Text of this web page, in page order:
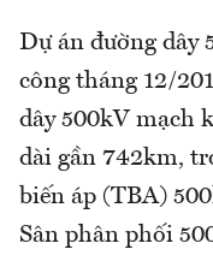
Dự án đường dây
công tháng 12/
dây 500kV mạch
dài gần 742km,
biến áp (TBA)
Sân phân phối